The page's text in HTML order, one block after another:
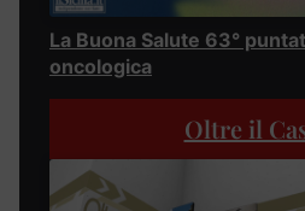
La Buona Salute 63°
oncologica
Oltre il